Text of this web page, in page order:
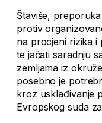
Štaviše,
protiv
na procjeni rizika i
te jačati saradnju
zemljama iz
posebno je
kroz usklađivanje
Evropskog suda